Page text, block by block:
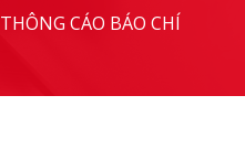
THÔNG CÁO BÁO CHÍ